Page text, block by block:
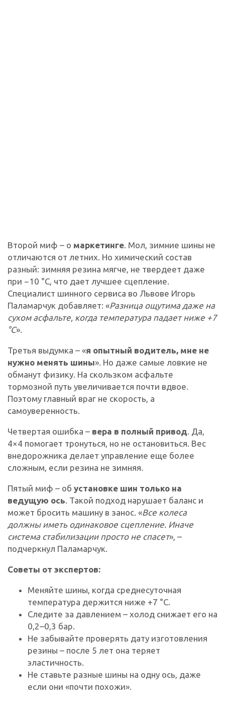
Второй миф – о маркетинге. Мол, зимние шины не
отличаются от летних. Но химический состав
разный: зимняя резина мягче, не твердеет даже
при −10 °C, что дает лучшее сцепление.
Специалист шинного сервиса во Львове Игорь
Паламарчук добавляет: «Разница ощутима даже на
сухом асфальте, когда температура падает ниже +7
°C».
Третья выдумка – «я опытный водитель, мне не
нужно менять шины». Но даже самые ловкие не
обманут физику. На скользком асфальте
тормозной путь увеличивается почти вдвое.
Поэтому главный враг не скорость, а
самоуверенность.
Четвертая ошибка – вера в полный привод. Да,
4×4 помогает тронуться, но не остановиться. Вес
внедорожника делает управление еще более
сложным, если резина не зимняя.
Пятый миф – об установке шин только на
ведущую ось. Такой подход нарушает баланс и
может бросить машину в занос. «Все колеса
должны иметь одинаковое сцепление. Иначе
система стабилизации просто не спасет», –
подчеркнул Паламарчук.
Советы от экспертов:
Меняйте шины, когда среднесуточная
температура держится ниже +7 °C.
Следите за давлением – холод снижает его на
0,2–0,3 бар.
Не забывайте проверять дату изготовления
резины – после 5 лет она теряет
эластичность.
Не ставьте разные шины на одну ось, даже
если они «почти похожи».